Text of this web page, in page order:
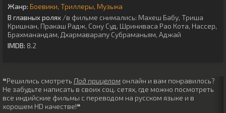
Жанр: Боевики Триллеры Музыка
В главных ролях /в фильме снимались: Махеш Бабу, Триша
Кришнан, Пракаш Радж, Сону Суд, Шриниваса Рао Кота, Нассер,
Брахманандам, Дхармаварапу Субраманьям, Аджай
IMDB: 8.2
❝Решились смотреть Под прицелом онлайн и вам понравилось?
Не забудьте написать в своих соц. сетях, где можно посмотреть
все индийские фильмы с переводом на русском языке и в
хорошем HD качестве!❝